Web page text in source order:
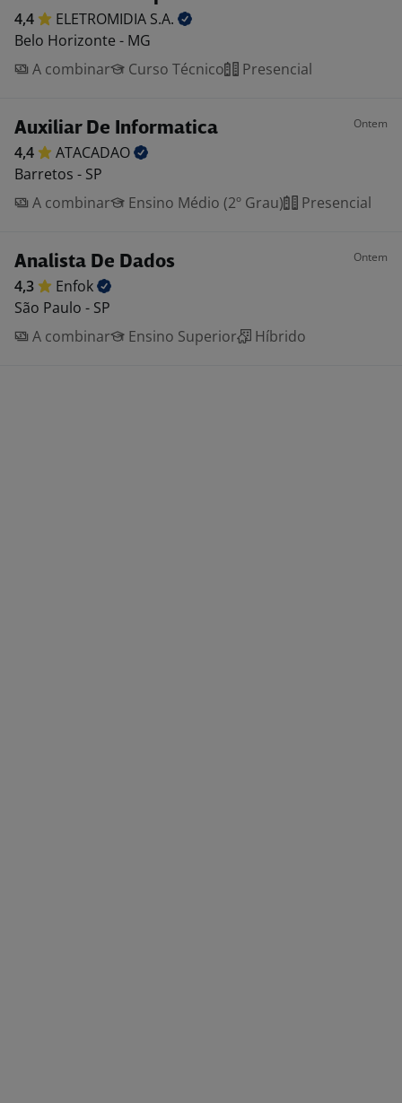
4,4 ELETROMIDIA S.A.
Belo Horizonte - MG
A combinar
Curso Técnico Presencial
Auxiliar De Informatica Ontem
4,4
ATACADAO
Barretos - SP
A combinar
Ensino Médio (2º Grau) Presencial
Analista De Dados Ontem
4,3
Enfok
São Paulo - SP
A combinar
Ensino Superior Híbrido